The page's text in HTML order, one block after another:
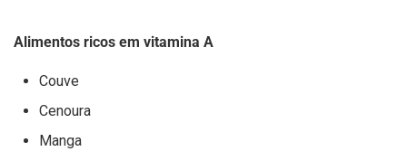
Alimentos ricos em vitamina A
Couve
Cenoura
Manga